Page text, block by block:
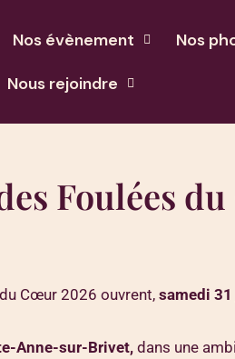
Nos évènement Nos
Nous rejoindre
Foulées
Cœur 2026 ouvrent,samedi
Anne-sur-Brivet,dans une